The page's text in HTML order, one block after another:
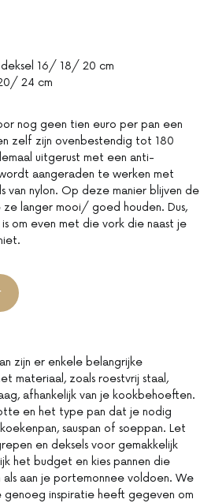
16/ 18/ 20 cm
24 cm
nog geen tien euro per pan een
zelf zijn ovenbestendig tot 180
uitgerust met een anti-
aangeraden te werken met
van nylon. Op deze manier blijven de
ze langer mooi/ goed houden. Dus,
om even met die vork die naast je
zijn er enkele belangrijke
materiaal, zoals roestvrij staal,
afhankelijk van je kookbehoeften.
en het type pan dat je nodig
sauspan of soeppan. Let
en deksels voor gemakkelijk
het budget en kies pannen die
aan je portemonnee voldoen. We
inspiratie heeft gegeven om